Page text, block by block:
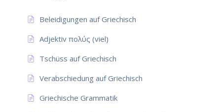
Beleidigungen auf Griechisch
Adjektiv πολύς (viel)
Tschüss auf Griechisch
Verabschiedung auf Griechisch
Griechische Grammatik